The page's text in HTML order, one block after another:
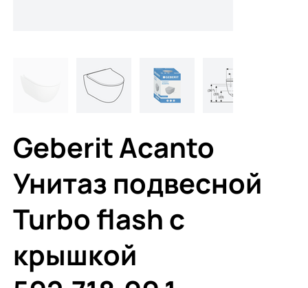
Geberit Acanto
Унитаз подвесной
Turbo flash с
крышкой